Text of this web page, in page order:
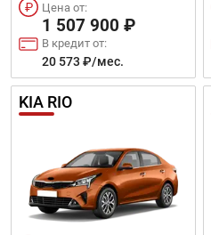
Цена от:
1 507 900 ₽
В кредит от:
20 573 ₽/мес.
KIA RIO